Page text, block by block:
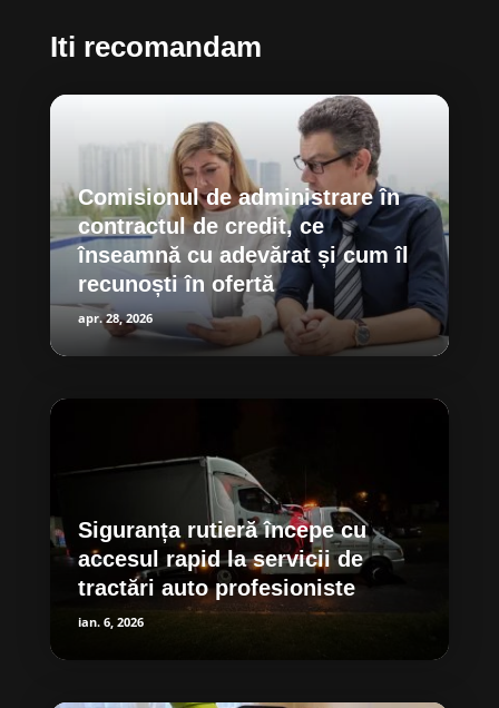
Iti recomandam
Comisionul de administrare în
contractul de credit, ce
înseamnă cu adevărat și cum îl
recunoști în ofertă
apr. 28, 2026
Siguranța rutieră începe cu
accesul rapid la servicii de
tractări auto profesioniste
ian. 6, 2026